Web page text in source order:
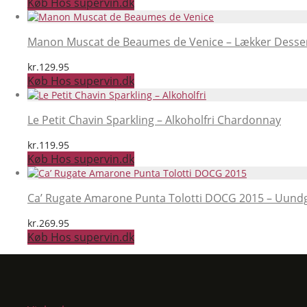
Manon Muscat de Beaumes de Venice – Lækker
kr.129.95
Køb Hos supervin.dk
Le Petit Chavin Sparkling – Alkoholfri Chardonnay
kr.119.95
Køb Hos supervin.dk
Ca’ Rugate Amarone Punta Tolotti DOCG 2015 –
kr.269.95
Køb Hos supervin.dk